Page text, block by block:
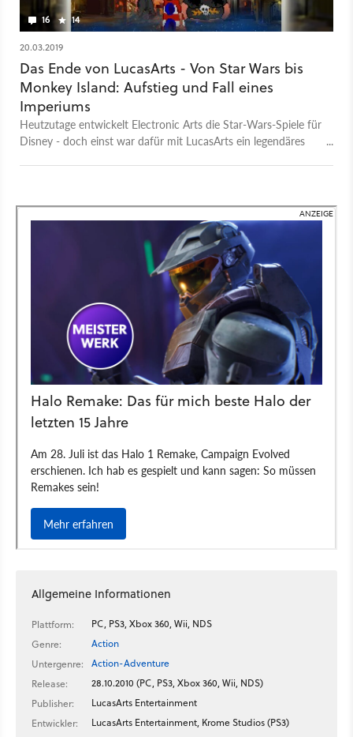
16 14
20.03.2019
Das Ende von LucasArts - Von Star Wars bis
Monkey Island: Aufstieg und Fall eines
Imperiums
Heutzutage entwickelt Electronic Arts die Star-Wars-Spiele für
Disney - doch einst war dafür mit LucasArts ein legendäres
auf Werde- und Untergang zurück. Und erklären, warum wir
LucasArts vermissen.
Allgemeine Informationen
Plattform:
PC, PS3, Xbox 360, Wii, NDS
Genre:
Action
Untergenre:
Action-Adventure
Release:
28.10.2010 (PC, PS3, Xbox 360, Wii, NDS)
Publisher:
LucasArts Entertainment
Entwickler:
LucasArts Entertainment, Krome Studios (PS3)